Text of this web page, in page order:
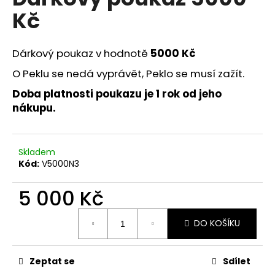
0,0
hvězdiček.
Kč
Dárkový poukaz v hodnotě 5000 Kč
O Peklu se nedá vyprávět, Peklo se musí zažít.
Doba platnosti poukazu je 1 rok od jeho
nákupu.
Skladem
Kód: V5000N3
5 000 Kč
DO KOŠÍKU
Zeptat se Sdílet
a
j
í
t
?
D
r
u